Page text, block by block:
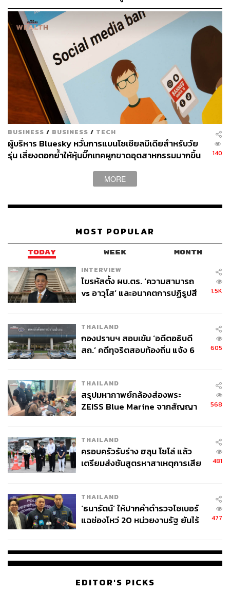
BUSINESS / BUSINESS / TECH
ผู้บริหาร Bluesky หวั่นการแบนโซเชียลมีเดียสำหรับวัย
รุ่น เสี่ยงตอกย้ำให้หุ้นบิ๊กเทคผูกขาดอุตสาหกรรมมากขึ้น
140
MORE
MOST POPULAR
TODAY WEEK MONTH
INTERVIEW
ไขรหัสตั้ง ผบ.ตร. ‘ความสามารถ
vs อาวุโส’ และอนาคตการปฏิรูปสี
1.5K
THAILAND
กองปราบฯ สอบเข้ม ‘อดีตอธิบดี
สถ.’ คดีทุจริตสอบท้องถิ่น แจ้ง 6
605
THAILAND
สรุปมหากาพย์กล้องส่องพระ
ZEISS Blue Marine จากสัญญา
จ่ายหนี้-แอบระบุแบรนด์
568
THAILAND
ครอบครัวรับร่าง ฮลุน โซโล่ แล้ว
เตรียมส่งชันสูตรหาสาเหตุการเสีย
481
THAILAND
‘ธนารัตน์’ ให้ปากคำตำรวจไซเบอร์
แฉช่องโหว่ 20 หน่วยงานรัฐ ยันไร้
477
EDITOR'S PICKS